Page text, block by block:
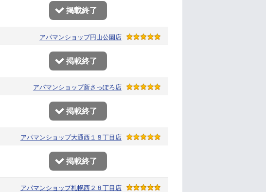
掲載終了
アパマンショップ円山公園店
掲載終了
アパマンショップ新さっぽろ店
掲載終了
アパマンショップ大通西１８丁目店
掲載終了
アパマンショップ札幌西２８丁目店